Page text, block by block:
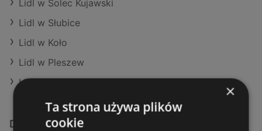
Lidl w Solec Kujawski
Lidl w Słubice
Lidl w Koło
Lidl w Pleszew
Lidl w Trzemeszno
Dodatkowe łącza
×
Ta strona używa plików
cookie